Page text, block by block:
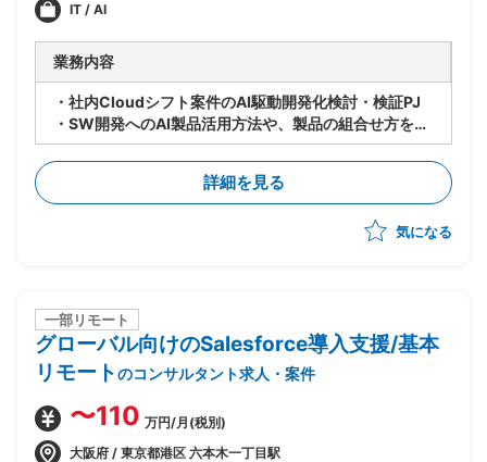
IT / AI
業務内容
・社内Cloudシフト案件のAI駆動開発化検討・検証PJ
・SW開発へのAI製品活用方法や、製品の組合せ方を検
討し、PJへのスキルトランスファーを推進
・9〜10月：ASTRAReq×GitLab Duoでの設計手順検
討・作成、概算見積もり根拠数値の収集の実施
・11〜1月：見積もり精度向上のための追加検証を実施
詳細を見る
気になる
一部リモート
グローバル向けのSalesforce導入支援/基本
リモートのコンサルタント求人・案件
〜110 万円/月(税別)
大阪府 / 東京都港区 六本木一丁目駅